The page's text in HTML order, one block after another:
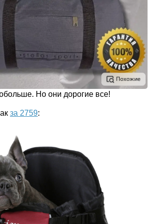
Но они дорогие все!
за 2759: